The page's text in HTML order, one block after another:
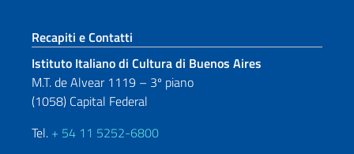
Sezione footer
Recapiti e Contatti
Istituto Italiano di Cultura di Buenos Aires
M.T. de Alvear 1119 – 3º piano
(1058) Capital Federal
Tel. + 54 11 5252-6800